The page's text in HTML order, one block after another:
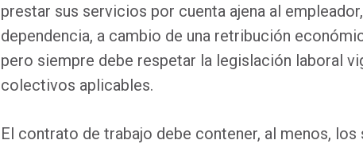
prestar sus servicios por cuenta ajena al
dependencia, a cambio de una retribución
pero siempre debe respetar la legislación laboral
colectivos aplicables.
El contrato de trabajo debe contener, al menos, los